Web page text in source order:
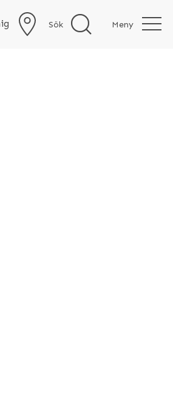
Sök Meny